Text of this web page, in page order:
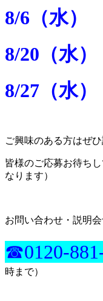
8/6（水）
8/20（水
8/27（水
ご興味のある方はぜ
皆様のご応募お待ち
なります）
お問い合わせ・説明
☎0120-
時まで）